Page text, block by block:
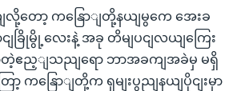
ျလို့တော့ ကနြောျတို့နယျမွကေ အေးခ
ာငျခြိုမွို့လေးနဲ့ အခု တိမျပငျလယျကြေး
တဲ့ဧည့ျသညျရော ဘာအခကျအခဲမှ မရှိ
ကနြောျတို့က ရှမျးပွညျနယျပိုငျးမှာ